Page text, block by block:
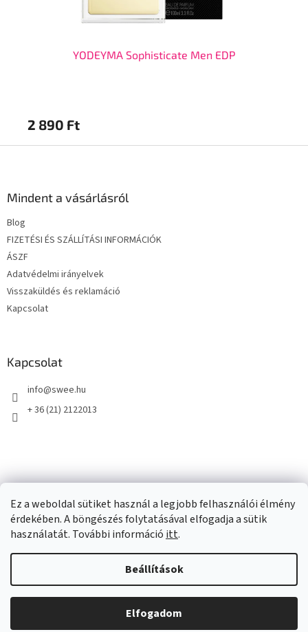
Ez a weboldal sütiket használ a legjobb felhasználói élmény
érdekében. A böngészés folytatásával elfogadja a sütik
használatát. További információ itt.
Beállítások
Elfogadom
YODEYMA Sophisticate Men EDP
2 890 Ft
Mindent a vásárlásról
Blog
FIZETÉSI ÉS SZÁLLÍTÁSI INFORMÁCIÓK
ÁSZF
Adatvédelmi irányelvek
Visszaküldés és reklamáció
Kapcsolat
Kapcsolat
info@swee.hu
+ 36 (21) 2122013
Shoptet készítette
swee.hu. Minden jog fenntartva.